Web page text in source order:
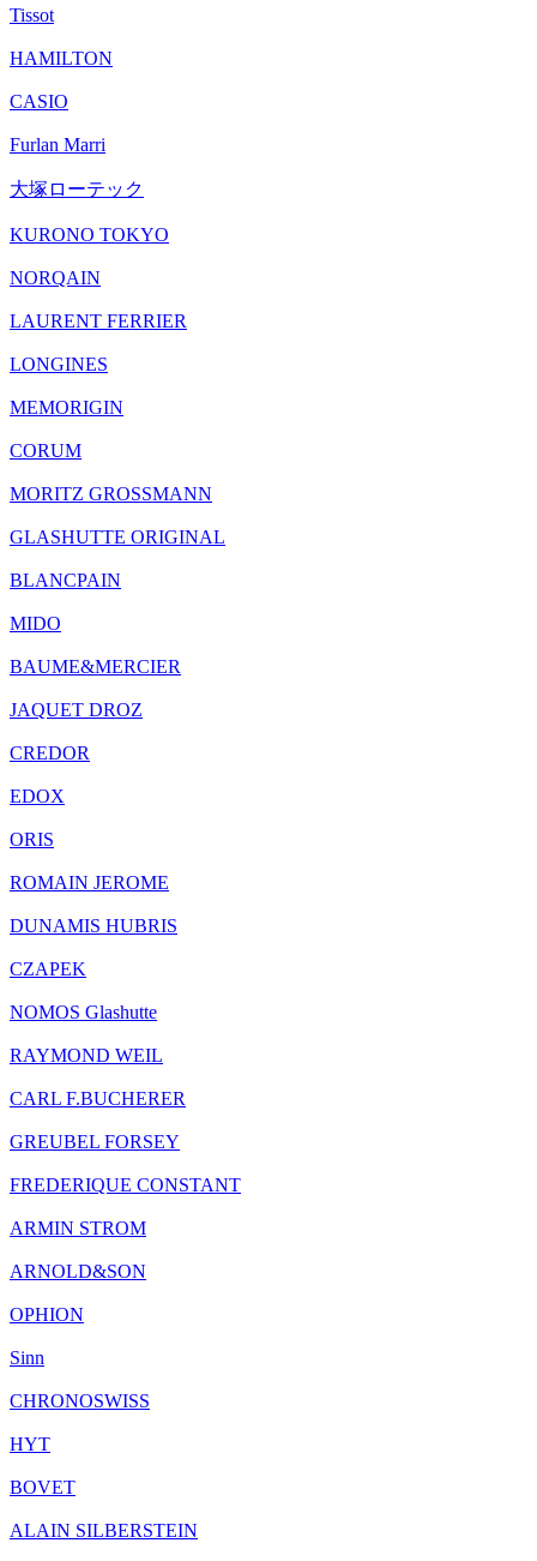
Tissot
HAMILTON
CASIO
Furlan Marri
大塚ローテック
KURONO TOKYO
NORQAIN
LAURENT FERRIER
LONGINES
MEMORIGIN
CORUM
MORITZ GROSSMANN
GLASHUTTE ORIGINAL
BLANCPAIN
MIDO
BAUME&MERCIER
JAQUET DROZ
CREDOR
EDOX
ORIS
ROMAIN JEROME
DUNAMIS HUBRIS
CZAPEK
NOMOS Glashutte
RAYMOND WEIL
CARL F.BUCHERER
GREUBEL FORSEY
FREDERIQUE CONSTANT
ARMIN STROM
ARNOLD&SON
OPHION
Sinn
CHRONOSWISS
HYT
BOVET
ALAIN SILBERSTEIN